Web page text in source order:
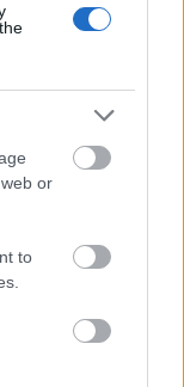
or
to
topps i